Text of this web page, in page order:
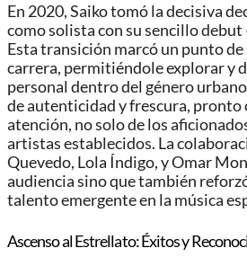
En 2020, Saiko tomó la decisiva
como solista con su sencillo debut
Esta transición marcó un punto
carrera, permitiéndole explorar y
personal dentro del género
de autenticidad y frescura, pronto
atención, no solo de los
artistas establecidos. La
Quevedo, Lola Índigo, y Omar
audiencia sino que también
talento emergente en la música
Ascenso al Estrellato: Éxitos y